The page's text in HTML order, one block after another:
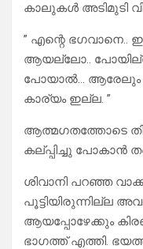
കാലുകൾ അടിമുടി
” എന്റെ ഭഗവാനെ..
ആയല്ലോ..
പോയാൽ… ആരേലും
കാര്യം ഇല്ല. ”
ആത്മഗതത്തോടെ
കല്പ്പിച്ചു പോകാൻ
ശിവാനി പറഞ്ഞ
പൂട്ടിയിരുന്നില്ല
ആയപ്പോഴേക്കും
ഭാഗത്ത് എത്തി.